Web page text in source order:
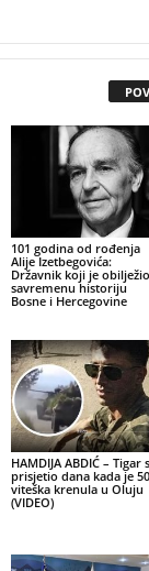
101 godina od rođenja
Alije Izetbegovića:
Državnik koji je obilježio
savremenu historiju
Bosne i Hercegovine
HAMDIJA ABDIĆ – Tigar
prisjetio dana kada je
viteška krenula u Oluju
(VIDEO)